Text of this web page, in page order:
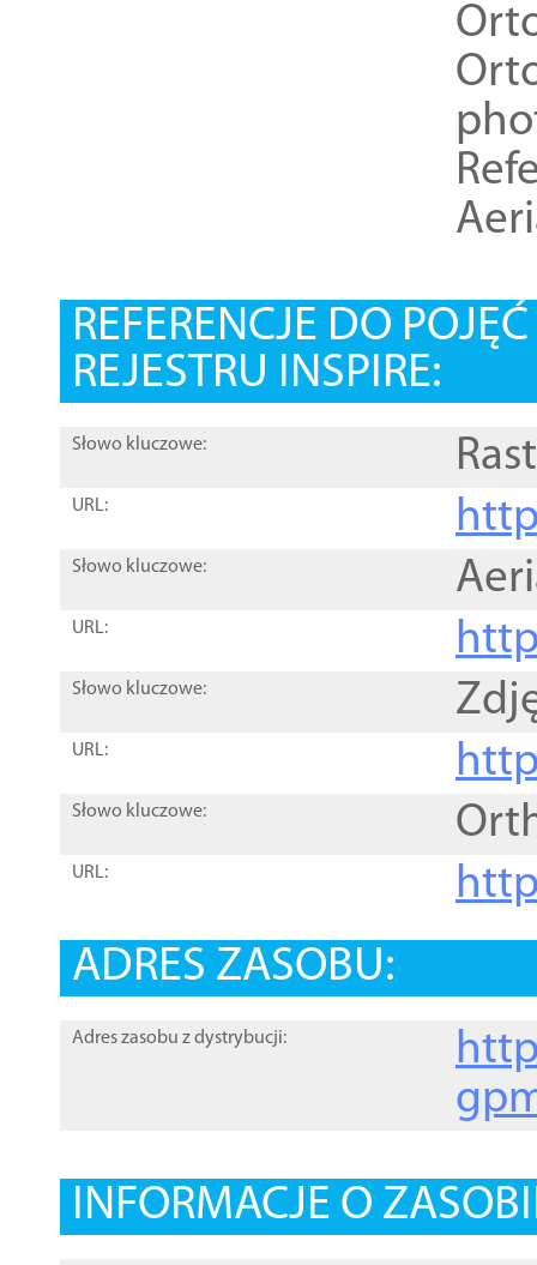
REFERENCJE DO
REJESTRU INSPIRE:
Słowo kluczowe:
URL:
Słowo kluczowe:
URL:
Słowo kluczowe:
URL:
Słowo kluczowe:
URL:
ADRES ZASOBU:
Adres zasobu z dystrybucji:
INFORMACJE O